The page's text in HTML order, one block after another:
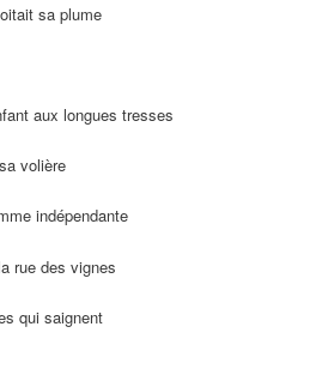
sa plume
aux longues tresses
volière
indépendante
rue des vignes
qui saignent